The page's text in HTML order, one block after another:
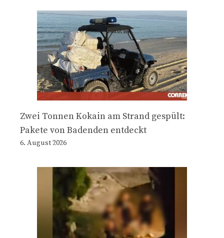
Zwei Tonnen Kokain am Strand gespült:
Pakete von Badenden entdeckt
6. August 2026